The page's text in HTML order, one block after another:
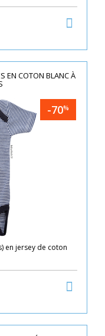
EN COTON BLANC À
-70%
en jersey de coton